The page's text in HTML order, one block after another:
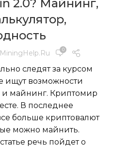
2.0? Майнинг,
0
следят за курсом
ищут возможности
майнинг. Криптомир
В последнее
больше криптовалют
можно майнить.
речь пойдет о